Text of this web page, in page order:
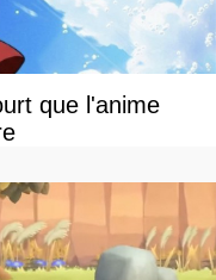
que l'anime